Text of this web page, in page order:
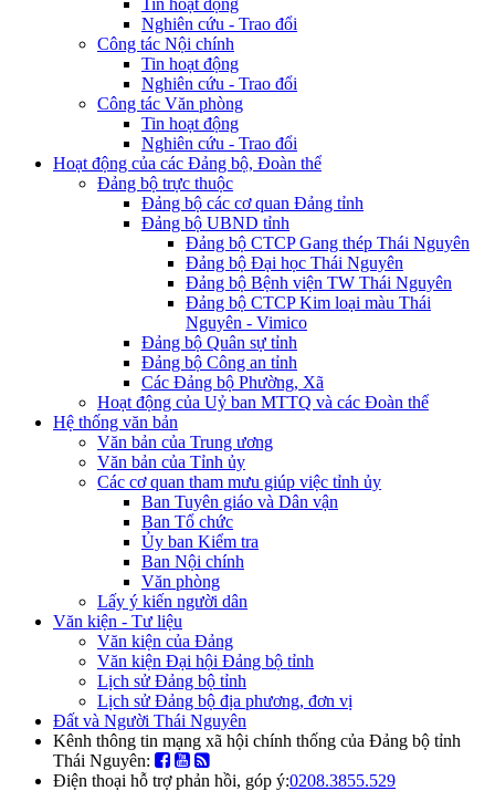
Nghiên cứu - Trao đổi
Công tác Nội chính
Tin hoạt động
Nghiên cứu - Trao đổi
Công tác Văn phòng
Tin hoạt động
Nghiên cứu - Trao đổi
Hoạt động của các Đảng bộ, Đoàn thể
Đảng bộ trực thuộc
Đảng bộ các cơ quan Đảng tỉnh
Đảng bộ UBND tỉnh
Đảng bộ CTCP Gang thép Thái Nguyên
Đảng bộ Đại học Thái Nguyên
Đảng bộ Bệnh viện TW Thái Nguyên
Đảng bộ CTCP Kim loại màu Thái
Nguyên - Vimico
Đảng bộ Quân sự tỉnh
Đảng bộ Công an tỉnh
Các Đảng bộ Phường, Xã
Hoạt động của Uỷ ban MTTQ và các Đoàn thể
Hệ thống văn bản
Văn bản của Trung ương
Văn bản của Tỉnh ủy
Các cơ quan tham mưu giúp việc tỉnh ủy
Ban Tuyên giáo và Dân vận
Ban Tổ chức
Ủy ban Kiểm tra
Ban Nội chính
Văn phòng
Lấy ý kiến người dân
Văn kiện - Tư liệu
Văn kiện của Đảng
Văn kiện Đại hội Đảng bộ tỉnh
Lịch sử Đảng bộ tỉnh
Lịch sử Đảng bộ địa phương, đơn vị
Đất và Người Thái Nguyên
Kênh thông tin mạng xã hội chính thống của Đảng bộ tỉnh
Thái Nguyên:
Điện thoại hỗ trợ phản hồi, góp ý:0208.3855.529